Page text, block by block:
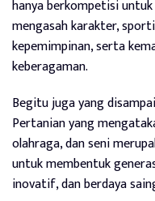
hanya berkompetisi
mengasah karakter,
kepemimpinan, serta
keberagaman.
Begitu juga yang
Pertanian yang
olahraga, dan seni
untuk membentuk
inovatif, dan berdaya